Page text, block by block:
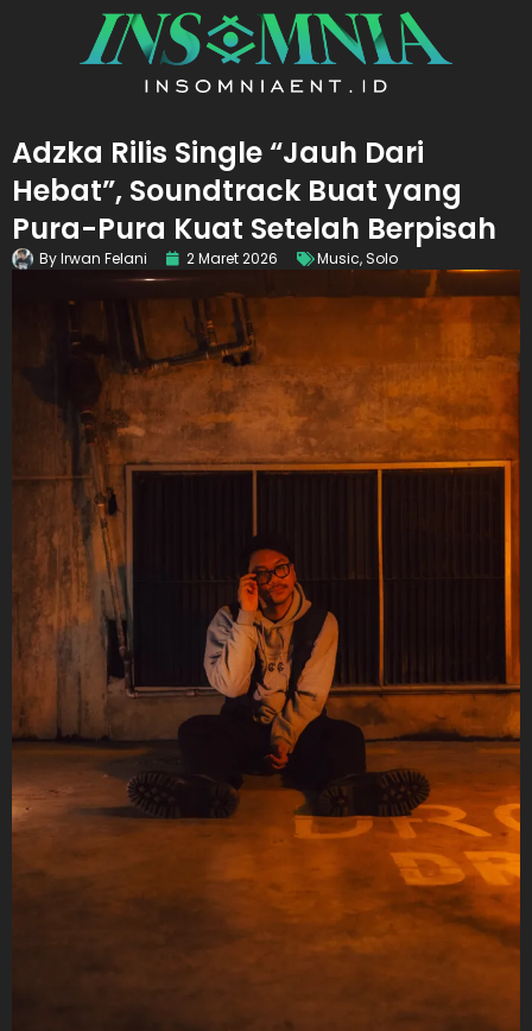
Adzka Rilis Single “Jauh Dari
Hebat”, Soundtrack Buat yang
Pura-Pura Kuat Setelah Berpisah
ByIrwan Felani 2 Maret 2026 Music, Solo